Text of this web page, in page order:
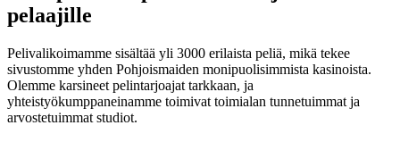
pelaajille
Pelivalikoimamme sisältää yli 3000 erilaista peliä, mikä tekee
sivustomme yhden Pohjoismaiden monipuolisimmista kasinoista.
Olemme karsineet pelintarjoajat tarkkaan, ja
yhteistyökumppaneinamme toimivat toimialan tunnetuimmat ja
arvostetuimmat studiot.